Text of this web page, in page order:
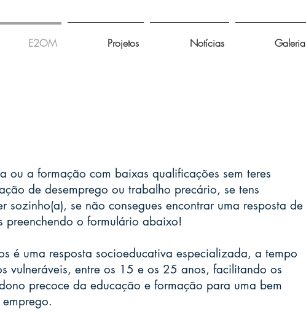
ou a formação com baixas qualificações sem teres
de desemprego ou trabalho precário, se tens
sozinho(a), se não consegues encontrar uma resposta de
o formulário abaixo!
é uma resposta socioeducativa especializada, a tempo
vulneráveis, entre os 15 e os 25 anos, facilitando os
precoce da educação e formação para uma bem
E2OM Projetos Notícias Galeria